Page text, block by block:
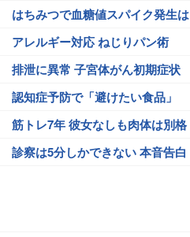
はちみつで血糖値スパイク発生は
アレルギー対応 ねじりパン術
排泄に異常 子宮体がん初期症状
認知症予防で「避けたい食品」
筋トレ7年 彼女なしも肉体は別格
診察は5分しかできない 本音告白